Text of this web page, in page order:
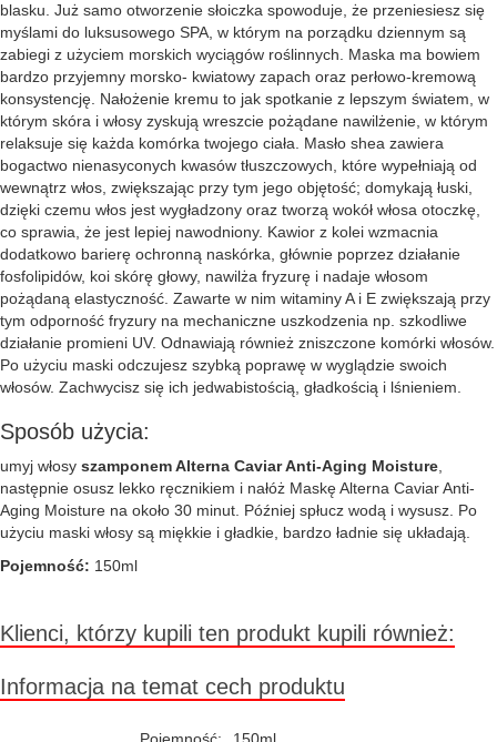
blasku. Już samo otworzenie słoiczka spowoduje, że przeniesiesz się
myślami do luksusowego SPA, w którym na porządku dziennym są
zabiegi z użyciem morskich wyciągów roślinnych. Maska ma bowiem
bardzo przyjemny morsko- kwiatowy zapach oraz perłowo-kremową
konsystencję. Nałożenie kremu to jak spotkanie z lepszym światem, w
którym skóra i włosy zyskują wreszcie pożądane nawilżenie, w którym
relaksuje się każda komórka twojego ciała. Masło shea zawiera
bogactwo nienasyconych kwasów tłuszczowych, które wypełniają od
wewnątrz włos, zwiększając przy tym jego objętość; domykają łuski,
dzięki czemu włos jest wygładzony oraz tworzą wokół włosa otoczkę,
co sprawia, że jest lepiej nawodniony. Kawior z kolei wzmacnia
dodatkowo barierę ochronną naskórka, głównie poprzez działanie
fosfolipidów, koi skórę głowy, nawilża fryzurę i nadaje włosom
pożądaną elastyczność. Zawarte w nim witaminy A i E zwiększają przy
tym odporność fryzury na mechaniczne uszkodzenia np. szkodliwe
działanie promieni UV. Odnawiają również zniszczone komórki włosów.
Po użyciu maski odczujesz szybką poprawę w wyglądzie swoich
włosów. Zachwycisz się ich jedwabistością, gładkością i lśnieniem.
Sposób użycia:
umyj włosy szamponem Alterna Caviar Anti-Aging Moisture
następnie osusz lekko ręcznikiem i nałóż Maskę Alterna Caviar Anti-
Aging Moisture na około 30 minut. Później spłucz wodą i wysusz. Po
użyciu maski włosy są miękkie i gładkie, bardzo ładnie się układają.
Pojemność: 150ml
Klienci, którzy kupili ten produkt kupili również:
Informacja na temat cech produktu